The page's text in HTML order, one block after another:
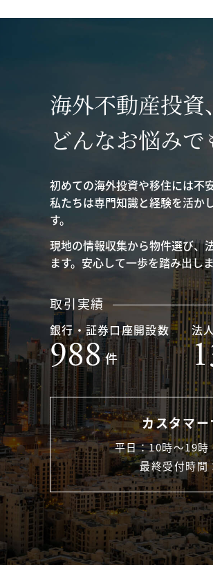
海外不動産投資
どんなお悩み
初めての海外投資や移住には不
私たちは専門知識と経験を活か
す。
現地の情報収集から物件選び、
ます。安心して一歩を踏み出しま
取引実績
銀行・証券口座開設数
988件
法
カスタマ
平日：10時〜19時
最終受付時間